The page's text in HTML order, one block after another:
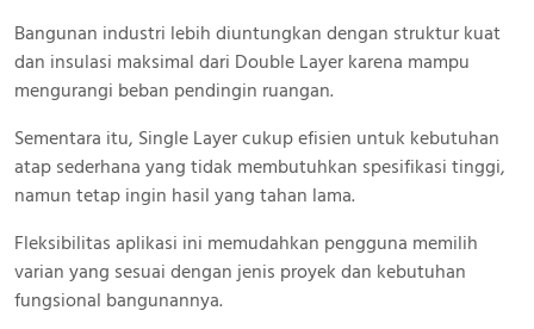
Bangunan industri lebih diuntungkan dengan struktur kuat
dan insulasi maksimal dari Double Layer karena mampu
mengurangi beban pendingin ruangan.
Sementara itu, Single Layer cukup efisien untuk kebutuhan
atap sederhana yang tidak membutuhkan spesifikasi tinggi,
namun tetap ingin hasil yang tahan lama.
Fleksibilitas aplikasi ini memudahkan pengguna memilih
varian yang sesuai dengan jenis proyek dan kebutuhan
fungsional bangunannya.